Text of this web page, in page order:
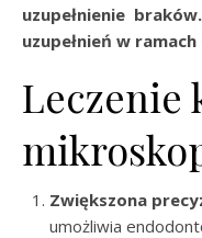
uzupełnienie
uzupełnień w ramach
Leczenie
Zwiększona
umożliwia